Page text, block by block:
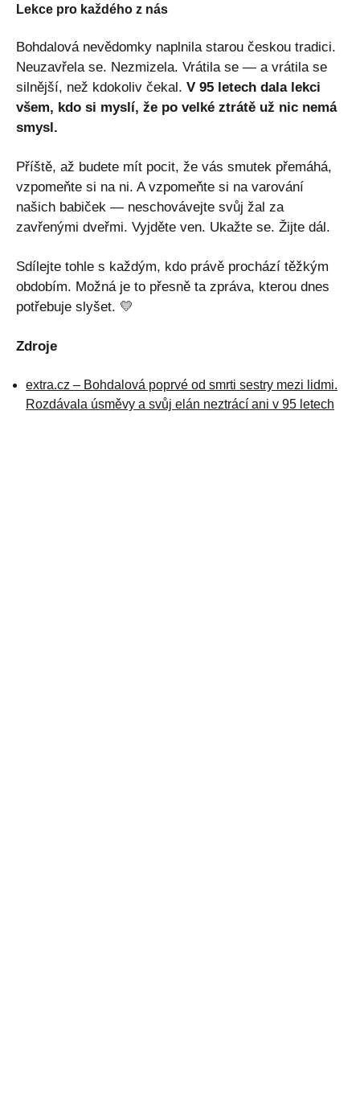
Lekce pro každého z nás
Bohdalová nevědomky naplnila starou českou tradici.
Neuzavřela se. Nezmizela. Vrátila se — a vrátila se
silnější, než kdokoliv čekal. V 95 letech dala lekci
všem, kdo si myslí, že po velké ztrátě už nic nemá
smysl.
Příště, až budete mít pocit, že vás smutek přemáhá,
vzpomeňte si na ni. A vzpomeňte si na varování
našich babiček — neschovávejte svůj žal za
zavřenými dveřmi. Vyjděte ven. Ukažte se. Žijte dál.
Sdílejte tohle s každým, kdo právě prochází těžkým
obdobím. Možná je to přesně ta zpráva, kterou dnes
potřebuje slyšet. 💛
Zdroje
extra.cz – Bohdalová poprvé od smrti sestry mezi lidmi.
Rozdávala úsměvy a svůj elán neztrácí ani v 95 letech